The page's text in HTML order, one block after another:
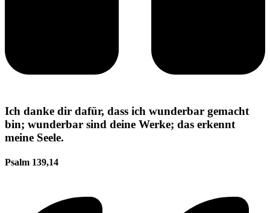
Ich danke dir dafür, dass ich wunderbar gemacht
bin; wunderbar sind deine Werke; das erkennt
meine Seele.
Psalm 139,14